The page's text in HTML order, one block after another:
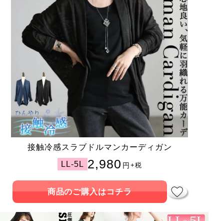
接触冷感スラブドルマンカーディガン
LL-5L 2,980 円 +税
商品のご購入はコチラ